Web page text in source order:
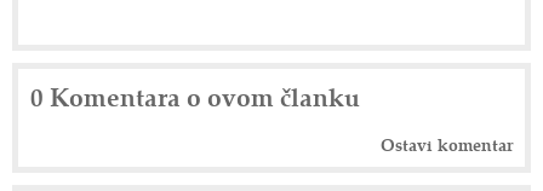
0 Komentara o ovom članku
Ostavi komentar